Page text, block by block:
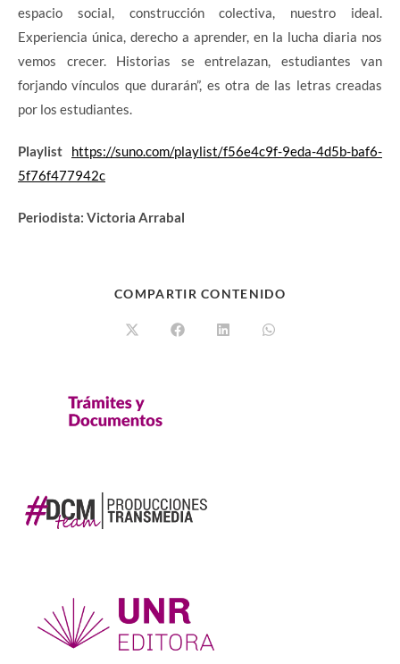
espacio social, construcción colectiva, nuestro ideal.
Experiencia única, derecho a aprender, en la lucha diaria nos
vemos crecer. Historias se entrelazan, estudiantes van
forjando vínculos que durarán”, es otra de las letras creadas
por los estudiantes.
Playlist
https://suno.com/playlist/f56e4c9f-9eda-4d5b-baf6-
5f76f477942c
Periodista: Victoria Arrabal
COMPARTIR CONTENIDO